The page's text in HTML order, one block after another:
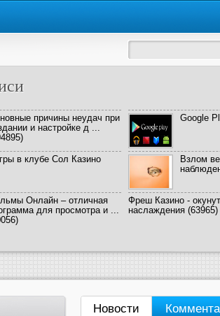
причины неудач при
и настройке д ...
Google
в клубе Сол Казино
Взлом
Онлайн – отличная
для просмотра и ...
Фреш Казино -
наслаждения (63965)
Новости